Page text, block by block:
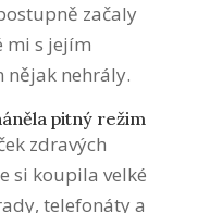
začaly
mi s jejím
nějak nehrály.
pitný režim
zdravých
si koupila velké
telefonáty a